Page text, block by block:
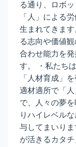
る通り、ロボ
「人」による
生まれてきま
る志向や価値
合わせ能力を
す。 ・私たち
「人材育成」
適材適所で「
で、人々の夢
りハイレベル
与してまいり
が活きるカタ